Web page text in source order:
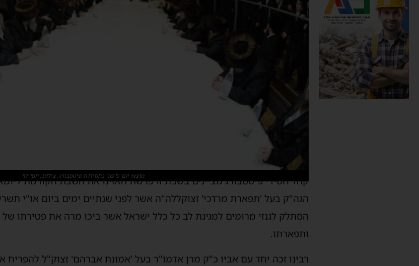
מוצאי יום כיפור בחסידות פיטסבורג. צילום: יוסי לוי
קהל חסידי פיטסבורג מציינים בשבת זו פרשת האזינו את השבת הקודמת
הגה"ק בעל 'תפארת מרדכי' זצוקללה"ה אשר לפני שנתיים ימים ביום או"י
הסתלק לגנזי מרומים למגינת לב כל כלל ישראל אשר ביכו מרה את פטירתו
ותפארתו.
רבינו זכה יחד עם אביו כ"ק מרן אדמו"ר בעל 'אמונת אברהם' זצוק"ל